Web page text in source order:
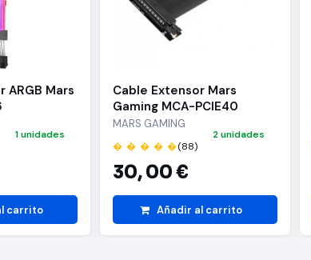
ARGB Mars
1 unidades
carrito
Cable Extensor Mars
Gaming MCA-PCIE40
MARS GAMING
� � � � �(88)
30,00 €
2 unidades
Añadir al carrito